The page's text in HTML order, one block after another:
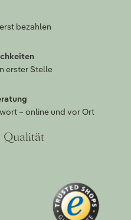
bezahlen
erster Stelle
– online und vor Ort
Qualität